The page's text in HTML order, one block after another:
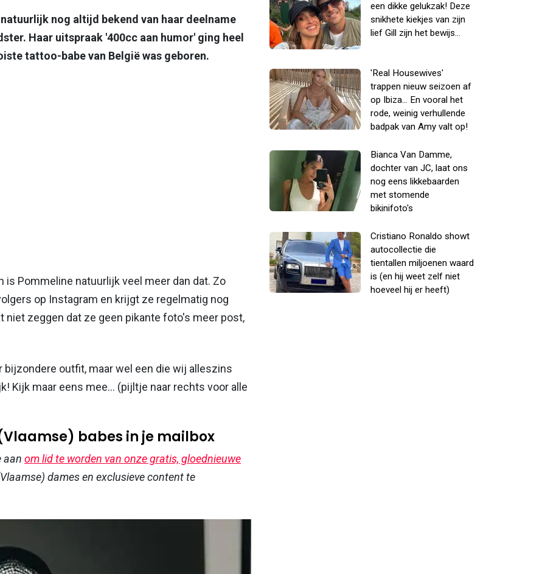
nog altijd bekend van haar deelname
Haar uitspraak '400cc aan humor' ging heel
tattoo-babe van België was geboren.
Pommeline natuurlijk veel meer dan dat. Zo
op Instagram en krijgt ze regelmatig nog
niet zeggen dat ze geen pikante foto's meer post,
outfit, maar wel een die wij alleszins
Kijk maar eens mee... (pijltje naar rechts voor alle
babes in je mailbox
aan om lid te worden van onze gratis, gloednieuwe
dames en exclusieve content te
een dikke gelukzak! Deze
snikhete kiekjes van zijn
lief Gill zijn het bewijs...
'Real Housewives'
trappen nieuw seizoen af
op Ibiza... En vooral het
rode, weinig verhullende
badpak van Amy valt op!
Bianca Van Damme,
dochter van JC, laat ons
nog eens likkebaarden
met stomende
bikinifoto's
Cristiano Ronaldo showt
autocollectie die
tientallen miljoenen waard
is (en hij weet zelf niet
hoeveel hij er heeft)